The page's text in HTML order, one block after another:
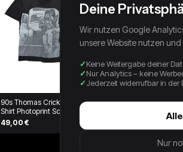
90s Thomas Crickmay
Shirt Photoprint Schwarz
49,00 €
Vintage True Religion
Deine
Wir nutzen Google
unsere Website nutzen
Keine Weitergabe deiner
Nur Analytics – keine
Jederzeit widerrufbar in
Nur